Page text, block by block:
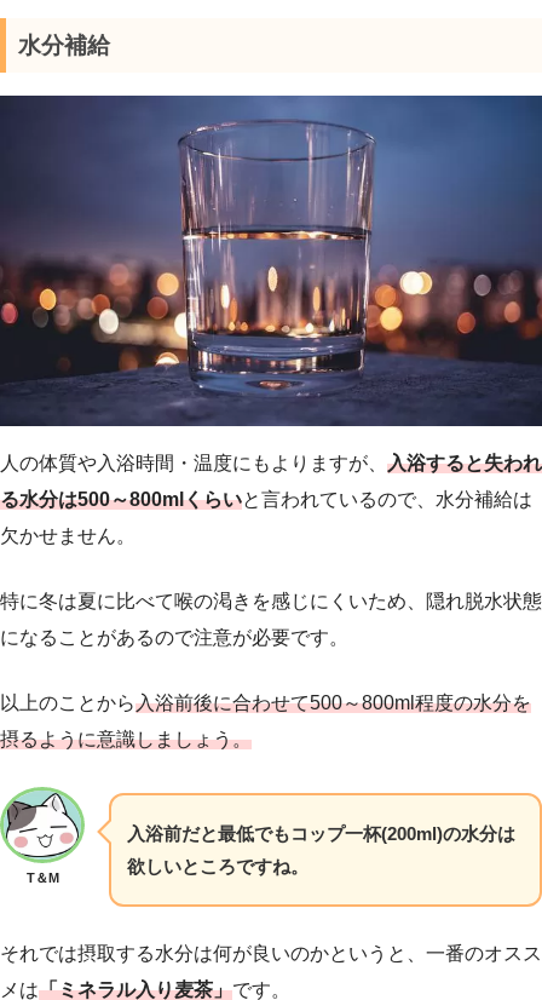
水分補給
人の体質や入浴時間・温度にもよりますが、 入浴すると失われ
る水分は500～800mlくらいと言われているので、水分補給は
欠かせません。
特に冬は夏に比べて喉の渇きを感じにくいため、
隠れ脱水状態
になることがあるので注意が必要です。
以上のことから入浴前後に合わせて500～800ml程度の水分を
摂るように意識しましょう。
T＆M
入浴前だと最低でもコップ一杯(200ml)の水分は
欲しいところですね。
それでは摂取する水分は何が良いのかというと、 一番のオスス
メは「ミネラル入り麦茶」です。